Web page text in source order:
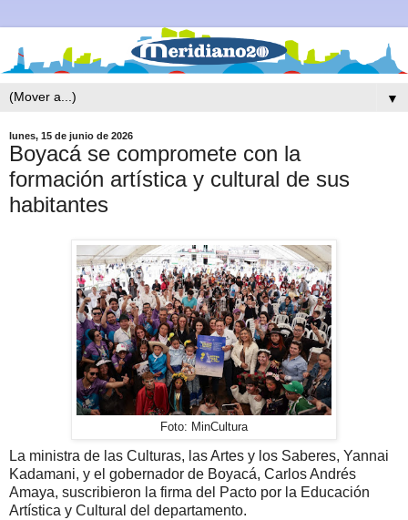
▼
lunes, 15 de junio de 2026
Boyacá se compromete con la
formación artística y cultural de sus
habitantes
Foto: MinCultura
La ministra de las Culturas, las Artes y los Saberes, Yannai
Kadamani, y el gobernador de Boyacá, Carlos Andrés
Amaya, suscribieron la firma del Pacto por la Educación
Artística y Cultural del departamento.